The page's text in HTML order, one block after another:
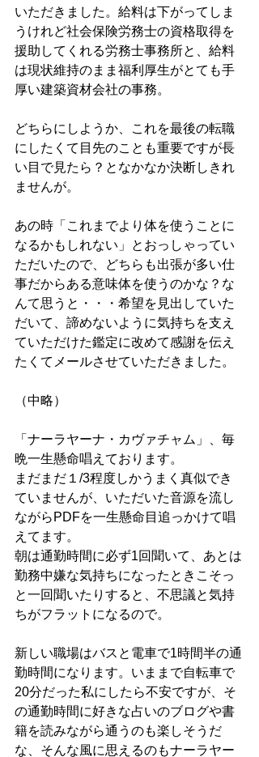
いただきました。給料は下がってしま
うけれど社会保険労務士の資格取得を
援助してくれる労務士事務所と、給料
は現状維持のまま福利厚生がとても手
厚い建築資材会社の事務。
どちらにしようか、これを最後の転職
にしたくて目先のことも重要ですが長
い目で見たら？となかなか決断しきれ
ませんが。
あの時「これまでより体を使うことに
なるかもしれない」とおっしゃってい
ただいたので、どちらも出張が多い仕
事だからある意味体を使うのかな？な
んて思うと・・・希望を見出していた
だいて、諦めないように気持ちを支え
ていただけた鑑定に改めて感謝を伝え
たくてメールさせていただきました。
（中略）
「ナーラヤーナ・カヴァチャム」、毎
晩一生懸命唱えております。
まだまだ１/3程度しかうまく真似でき
ていませんが、いただいた音源を流し
ながらPDFを一生懸命目追っかけて唱
えてます。
朝は通勤時間に必ず1回聞いて、あとは
勤務中嫌な気持ちになったときこそっ
と一回聞いたりすると、不思議と気持
ちがフラットになるので。
新しい職場はバスと電車で1時間半の通
勤時間になります。いままで自転車で
20分だった私にしたら不安ですが、そ
の通勤時間に好きな占いのブログや書
籍を読みながら通うのも楽しそうだ
な、そんな風に思えるのもナーラヤー